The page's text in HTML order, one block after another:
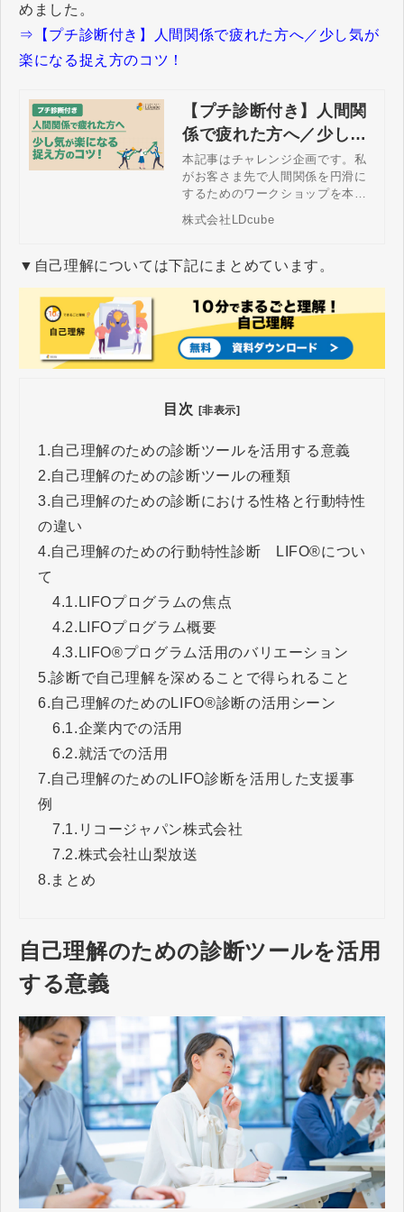
めました。
⇒【プチ診断付き】人間関係で疲れた方へ／少し気が
楽になる捉え方のコツ！
【プチ診断付き】人間関
係で疲れた方へ／少し気
が楽になる捉え方のコ
ツ！
本記事はチャレンジ企画です。私
がお客さま先で人間関係を円滑に
するためのワークショップを本格
かどうかを確認するために行うワ
る内容をできる限り専門用語を使
株式会社LDcube
▼自己理解については下記にまとめています。
目次 [非表示]
1.自己理解のための診断ツールを活用する意義
2.自己理解のための診断ツールの種類
3.自己理解のための診断における性格と行動特性
の違い
4.自己理解のための行動特性診断 LIFO®につい
て
4.1. LIFOプログラムの焦点
4.2. LIFOプログラム概要
4.3. LIFO®プログラム活用のバリエーション
5.診断で自己理解を深めることで得られること
6.自己理解のためのLIFO®診断の活用シーン
6.1.企業内での活用
6.2.就活での活用
7.自己理解のためのLIFO診断を活用した支援事
例
7.1. リコージャパン株式会社
7.2.株式会社山梨放送
8. まとめ
自己理解のための診断ツールを活用
する意義